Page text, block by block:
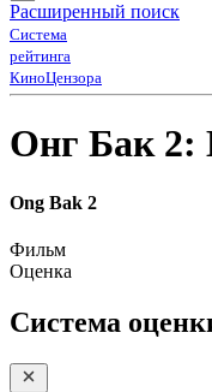
Расширенный поиск
Система
рейтинга
КиноЦензора
Онг Бак 2:
Ong Bak 2
Фильм
Оценка
Система